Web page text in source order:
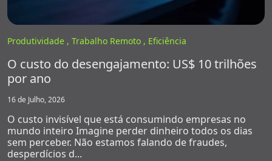
Produtividade , Trabalho Remoto , Eficiência
O custo do desengajamento: US$ 10 trilhões
por ano
16 de Julho, 2026
O custo invisível que está consumindo empresas no
mundo inteiro Imagine perder dinheiro todos os dias
sem perceber. Não estamos falando de fraudes,
desperdícios d...